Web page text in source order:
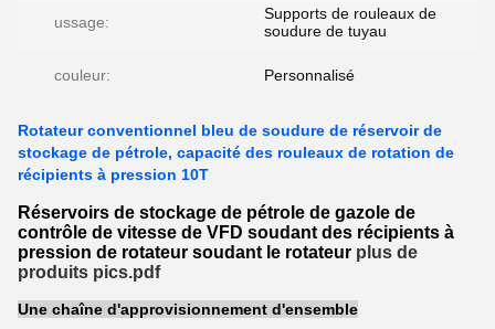
ussage:
Supports de rouleaux de
soudure de tuyau
couleur: Personnalisé
Rotateur conventionnel bleu de soudure de réservoir de
stockage de pétrole, capacité des rouleaux de rotation de
récipients à pression 10T
Réservoirs de stockage de pétrole de gazole de
contrôle de vitesse de VFD soudant des récipients à
pression de rotateur soudant le rotateur plus de
produits pics.pdf
Une chaîne d'approvisionnement d'ensemble